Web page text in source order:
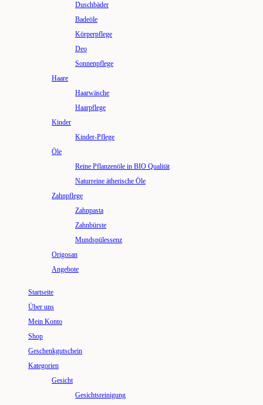
Duschbäder
Badeöle
Körperpflege
Deo
Sonnenpflege
Haare
Haarwäsche
Haarpflege
Kinder
Kinder-Pflege
Öle
Reine Pflanzenöle in BIO Qualität
Naturreine ätherische Öle
Zahnpflege
Zahnpasta
Zahnbürste
Mundspülessenz
Origosan
Angebote
Startseite
Über uns
Mein Konto
Shop
Geschenkgutschein
Kategorien
Gesicht
Gesichtsreinigung